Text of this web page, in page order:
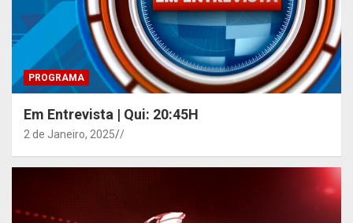
PROGRAMA
Em Entrevista | Qui: 20:45H
2 de Janeiro, 2025 /